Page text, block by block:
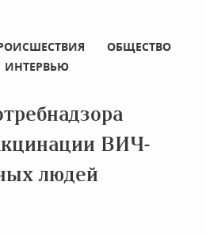
ОБЩЕСТВО
ИНТЕРВЬЮ
ВИЧ-
людей